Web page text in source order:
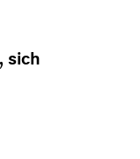
sich